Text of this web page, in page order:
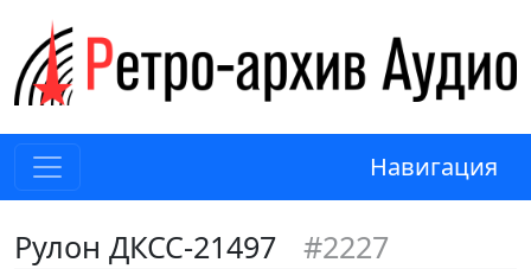
Навигация
Рулон ДКСС-21497 #2227